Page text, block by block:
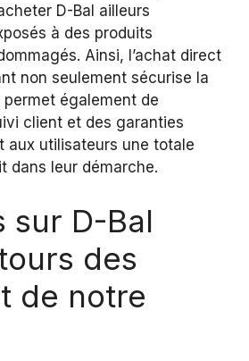
D-Bal ailleurs
à des produits
Ainsi, l’achat direct
non seulement sécurise la
également de
client et des garanties
aux utilisateurs une totale
dans leur démarche.
sur D-Bal
des
de notre